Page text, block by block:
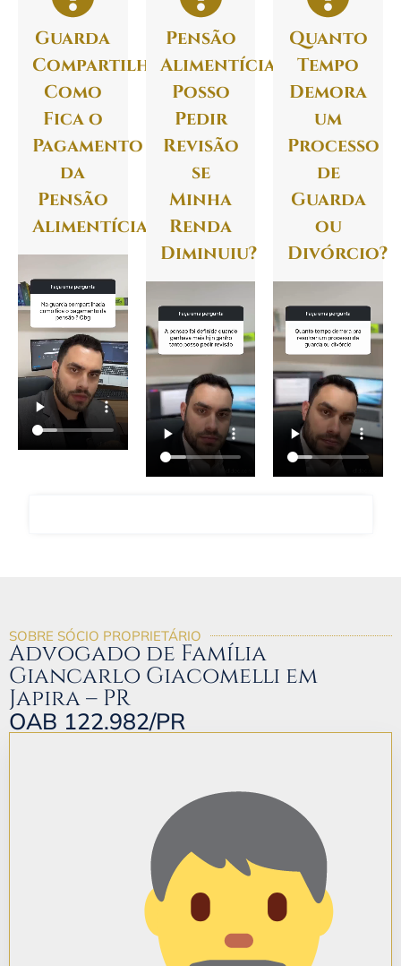
Guarda
Compartilhada:
Como
Fica o
Pagamento
da
Pensão
Alimentícia?
Pensão
Alimentícia:
Posso
Pedir
Revisão
se
Minha
Renda
Diminuiu?
Quanto
Tempo
Demora
um
Processo
de
Guarda
ou
Divórcio?
SOBRE SÓCIO PROPRIETÁRIO
Advogado de Família
Giancarlo Giacomelli em
Japira – PR
OAB 122.982/PR